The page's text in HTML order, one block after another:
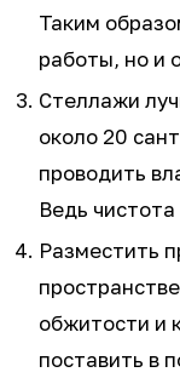
Таким
работы, но и
Стеллажи
около 20
проводить
Ведь
Разместить
обжитости и
поставить в